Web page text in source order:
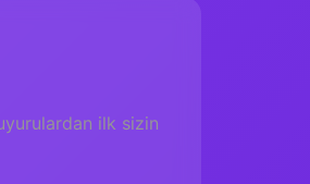
ilk sizin